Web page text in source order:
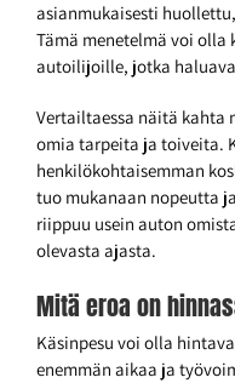
asianmukaisesti
Tämä menetelmä voi
autoilijoille, jotka
Vertailtaessa näitä kahta
omia tarpeita ja toiveita.
henkilökohtaisemman
tuo mukanaan nopeutta
riippuu usein auton
olevasta ajasta.
Mitä eroa on
Käsinpesu voi olla
enemmän aikaa ja